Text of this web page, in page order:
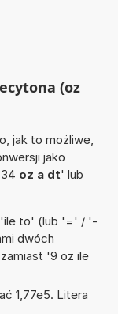
(oz
jak to możliwe,
jako
oz a dt' lub
'ile to' (lub '=' / '-
dwóch
'9 oz ile
1,77e5. Litera